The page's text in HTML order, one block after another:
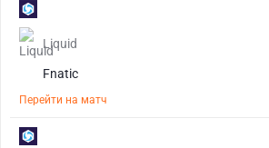
Liquid
Fnatic
Перейти на матч